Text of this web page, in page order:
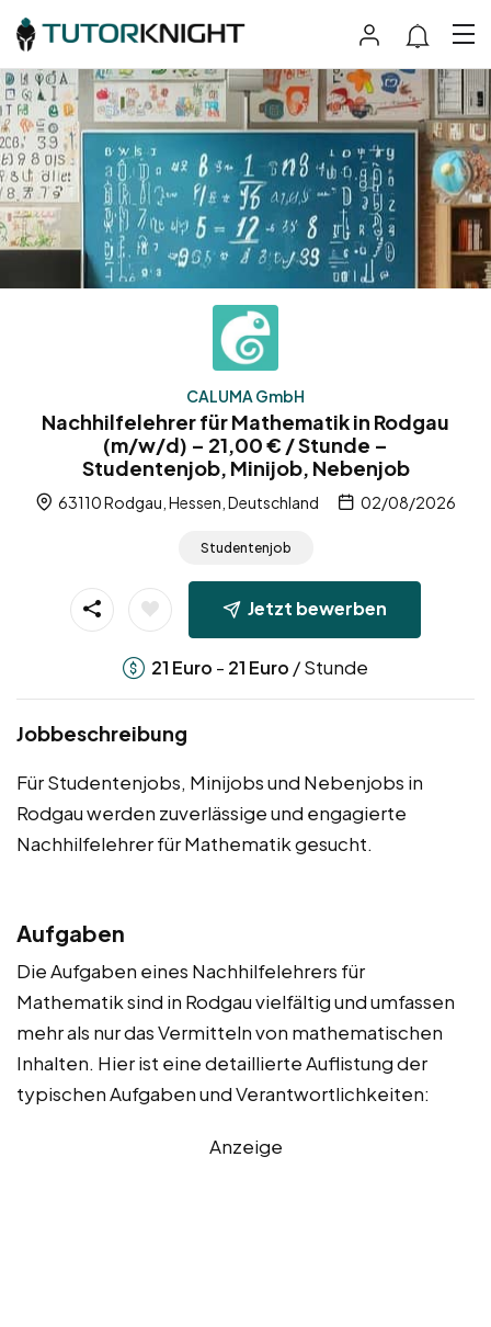
CALUMA GmbH
Nachhilfelehrer für Mathematik in Rodgau
(m/w/d) – 21,00 € / Stunde –
Studentenjob, Minijob, Nebenjob
63110 Rodgau, Hessen, Deutschland 02/08/2026
Studentenjob
Jetzt bewerben
21 Euro - 21 Euro / Stunde
Jobbeschreibung
Für Studentenjobs, Minijobs und Nebenjobs in
Rodgau werden zuverlässige und engagierte
Nachhilfelehrer für Mathematik gesucht.
Aufgaben
Die Aufgaben eines Nachhilfelehrers für
Mathematik sind in Rodgau vielfältig und umfassen
mehr als nur das Vermitteln von mathematischen
Inhalten. Hier ist eine detaillierte Auflistung der
typischen Aufgaben und Verantwortlichkeiten:
Anzeige